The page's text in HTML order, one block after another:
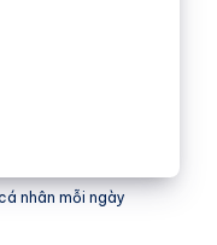
nhân mỗi ngày